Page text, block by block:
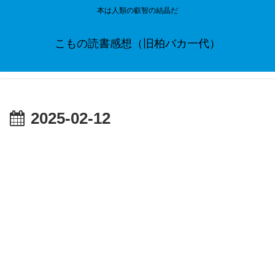
本は人類の叡智の結晶だ
こもの読書感想（旧柏バカ一代）
2025-02-12